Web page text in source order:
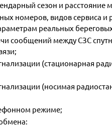
сезон и расстояние
номеров, видов сервиса и
реальных
сообщений между СЗС
(стационарная
(носимая
режиме;